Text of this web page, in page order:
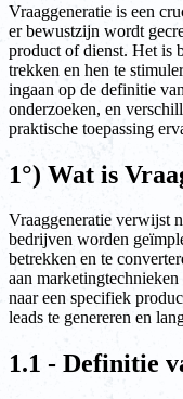
Vraaggeneratie is een
er bewustzijn wordt
product of dienst. Het is
trekken en hen te
ingaan op de definitie
onderzoeken, en
praktische toepassing
1°) Wat is
Vraaggeneratie verwijst
bedrijven worden
betrekken en te
aan
naar een specifiek
leads te genereren en
1.1 - Definitie